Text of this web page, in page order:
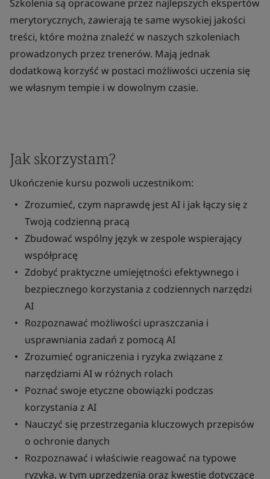
Szkolenia są opracowane przez najlepszych ekspertów
merytorycznych, zawierają te same wysokiej jakości
treści, które można znaleźć w naszych szkoleniach
prowadzonych przez trenerów. Mają jednak
dodatkową korzyść w postaci możliwości uczenia się
we własnym tempie i w dowolnym czasie.
Jak skorzystam?
Ukończenie kursu pozwoli uczestnikom:
Zrozumieć, czym naprawdę jest AI i jak łączy się z
Twoją codzienną pracą
Zbudować wspólny język w zespole wspierający
współpracę
Zdobyć praktyczne umiejętności efektywnego i
bezpiecznego korzystania z codziennych narzędzi
AI
Rozpoznawać możliwości upraszczania i
usprawniania zadań z pomocą AI
Zrozumieć ograniczenia i ryzyka związane z
narzędziami AI w różnych rolach
Poznać swoje etyczne obowiązki podczas
korzystania z AI
Nauczyć się przestrzegania kluczowych przepisów
o ochronie danych
Rozpoznawać i właściwie reagować na typowe
ryzyka, w tym uprzedzenia oraz kwestie dotyczące